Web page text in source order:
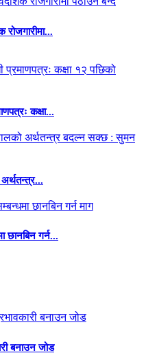
रोजगारीमा...
कक्षा...
छानबिन गर्न...
बनाउन जोड